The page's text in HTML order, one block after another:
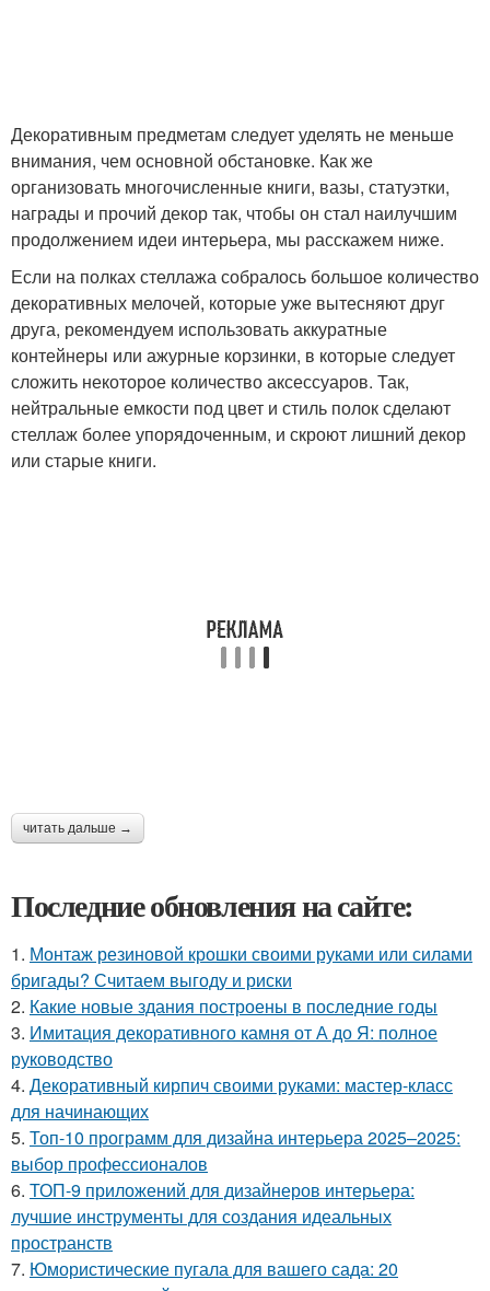
Декоративным предметам следует уделять не меньше
внимания, чем основной обстановке. Как же
организовать многочисленные книги, вазы, статуэтки,
награды и прочий декор так, чтобы он стал наилучшим
продолжением идеи интерьера, мы расскажем ниже.
Если на полках стеллажа собралось большое количество
декоративных мелочей, которые уже вытесняют друг
друга, рекомендуем использовать аккуратные
контейнеры или ажурные корзинки, в которые следует
сложить некоторое количество аксессуаров. Так,
нейтральные емкости под цвет и стиль полок сделают
стеллаж более упорядоченным, и скроют лишний декор
или старые книги.
читать дальше →
Последние обновления на сайте:
1. Монтаж резиновой крошки своими руками или силами
бригады? Считаем выгоду и риски
2. Какие новые здания построены в последние годы
3. Имитация декоративного камня от А до Я: полное
руководство
4. Декоративный кирпич своими руками: мастер-класс
для начинающих
5. Топ-10 программ для дизайна интерьера 2025–2025:
выбор профессионалов
6. ТОП-9 приложений для дизайнеров интерьера:
лучшие инструменты для создания идеальных
пространств
7. Юмористические пугала для вашего сада: 20